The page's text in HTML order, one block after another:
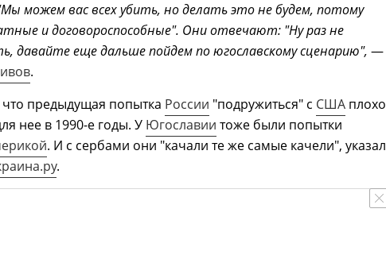
можем вас всех убить, но делать это не будем, потому
и договороспособные". Они отвечают: "Ну раз не
давайте еще дальше пойдем по югославскому сценарию", —
.
предыдущая попытка России "подружиться" с США плохо
нее в 1990-е годы. У Югославии тоже были попытки
. И с сербами они "качали те же самые качели", указал
.